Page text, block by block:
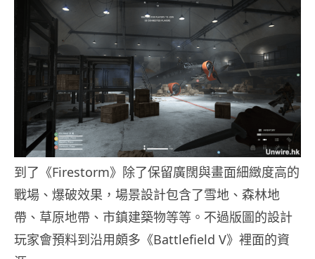
到了《Firestorm》除了保留廣闊與畫面細緻度高的
戰場、爆破效果，場景設計包含了雪地、森林地
帶、草原地帶、市鎮建築物等等。不過版圖的設計
玩家會預料到沿用頗多《Battlefield V》裡面的資